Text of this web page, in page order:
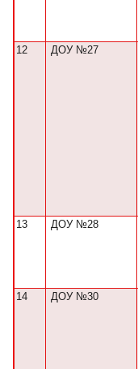
12 ДОУ №27
13 ДОУ №28
14 ДОУ №30